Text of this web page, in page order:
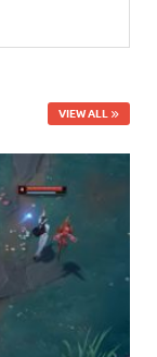
VIEW ALL